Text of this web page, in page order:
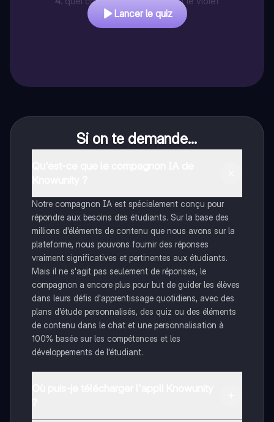
Lancer le quiz
Si on te demande...
Notre compagnon IA est spécialement conçu pour
répondre aux besoins des étudiants. Sur la base des
millions d'éléments de contenu que nous avons sur la
plateforme, nous pouvons fournir des réponses
vraiment significatives et pertinentes aux étudiants.
Mais il ne s'agit pas seulement de réponses, le
compagnon a encore plus pour but de guider les élèves
dans leurs défis d'apprentissage quotidiens, avec des
plans d'étude personnalisés, des quiz ou des éléments
de contenu dans le chat et une personnalisation à
100% basée sur les compétences et les
développements de l'étudiant.